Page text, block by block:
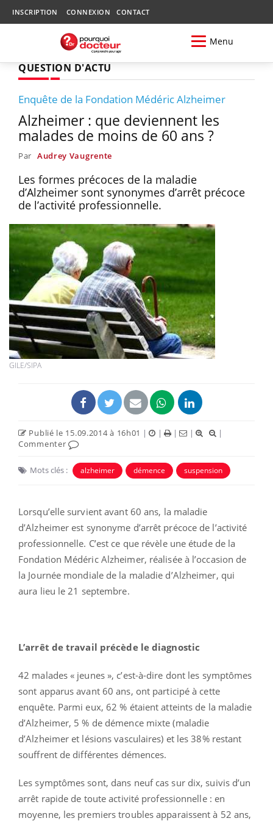
INSCRIPTION CONNEXION CONTACT
Menu
QUESTION D'ACTU
Enquête de la Fondation Médéric Alzheimer
Alzheimer : que deviennent les
malades de moins de 60 ans ?
Par Audrey Vaugrente
Les formes précoces de la maladie
d’Alzheimer sont synonymes d’arrêt précoce
de l’activité professionnelle.
GILE/SIPA
Publié le 15.09.2014 à 16h01 | | | |
|
Commenter
Mots clés : alzheimer démence suspension
Lorsqu’elle survient avant 60 ans, la maladie
d’Alzheimer est synonyme d’arrêt précoce de l’activité
professionnelle. C’est ce que révèle une étude de la
Fondation Médéric Alzheimer, réalisée à l’occasion de
la Journée mondiale de la maladie d’Alzheimer, qui
aura lieu le 21 septembre.
L’arrêt de travail précède le diagnostic
42 malades « jeunes », c’est-à-dire dont les symptômes
sont apparus avant 60 ans, ont participé à cette
enquête. Parmi eux, 62 % étaient atteints de la maladie
d’Alzheimer, 5 % de démence mixte (maladie
d’Alzheimer et lésions vasculaires) et les 38% restant
souffrent de différentes démences.
Les symptômes sont, dans neuf cas sur dix, suivis d’un
arrêt rapide de toute activité professionnelle : en
moyenne, les premiers troubles apparaissent à 52 ans,